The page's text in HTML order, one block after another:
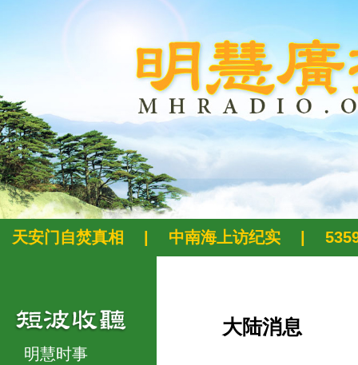
天安门自焚真相 中南海上访纪实
明慧时事
大陆消息